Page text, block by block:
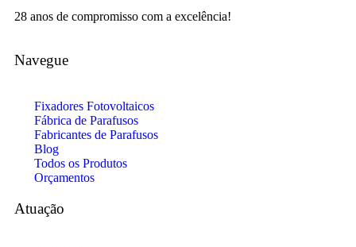
28 anos de compromisso com a excelência!
Navegue
Fixadores Fotovoltaicos
Fábrica de Parafusos
Fabricantes de Parafusos
Blog
Todos os Produtos
Orçamentos
Atuação